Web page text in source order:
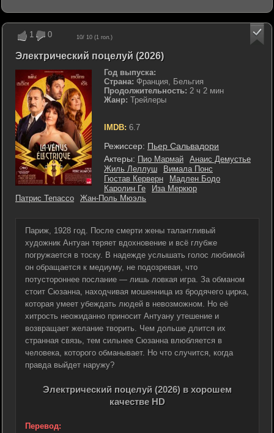
1 0 10/ 10 (1 гол.)
Электрический поцелуй (2026)
Год выпуска:
Страна: Франция, Бельгия
Продолжительность: 2 ч 2 мин
Жанр: Трейлеры
IMDB: 6.7
Режиссер: Пьер Сальвадори
Актеры: Пио Мармай
Анаис Демустье
Жиль Леллуш
Вимала Понс
Гюстав Керверн
Мадлен Бодо
Каролин Ге
Иза Меркюр
Патрис Тепассо
Жан-Поль Мюэль
Париж, 1928 год. После смерти жены талантливый
художник Антуан теряет вдохновение и всё глубже
погружается в тоску. В надежде услышать голос любимой
он обращается к медиуму, не подозревая, что
потустороннее послание — лишь ловкая игра. За обманом
стоит Сюзанна, находчивая мошенница из бродячего цирка,
которая умеет убеждать людей в невозможном. Но её
хитрость неожиданно приносит Антуану утешение и
возвращает желание творить. Чем дольше длится их
странная связь, тем сильнее Сюзанна влюбляется в
человека, которого обманывает. Но что случится, когда
правда выйдет наружу?
Электрический поцелуй (2026) в хорошем
качестве HD
Перевод: